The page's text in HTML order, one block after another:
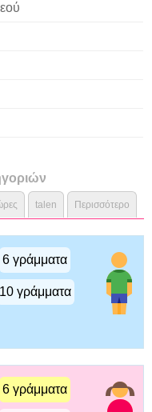
talen Περισσότερο
6 γράμματα
10 γράμματα
6 γράμματα